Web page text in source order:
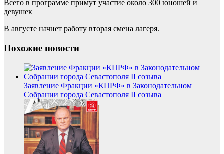
Всего в программе примут участие около 300 юношей и
девушек
В августе начнет работу вторая смена лагеря.
Похожие новости
Заявление Фракции «КПРФ» в Законодательном
Собрании города Севастополя II созыва